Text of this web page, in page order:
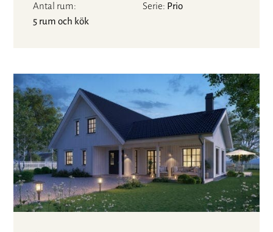
Antal rum
5 rum och kök
Serie Prio